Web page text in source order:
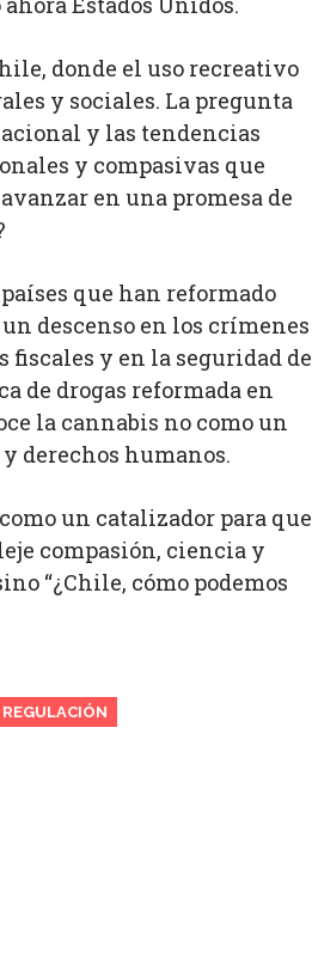
donde el uso recreativo
y sociales. La pregunta
y las tendencias
y compasivas que
en una promesa de
que han reformado
descenso en los crímenes
fiscales y en la seguridad de
de drogas reformada en
la cannabis no como un
derechos humanos.
un catalizador para que
compasión, ciencia y
“¿Chile, cómo podemos
REGULACIÓN